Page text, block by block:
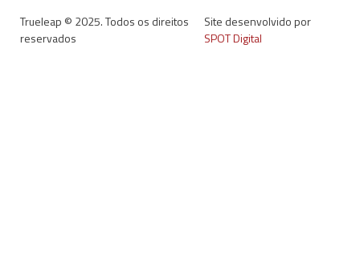
Trueleap © 2025. Todos os direitos
reservados
Site desenvolvido por
SPOT Digital